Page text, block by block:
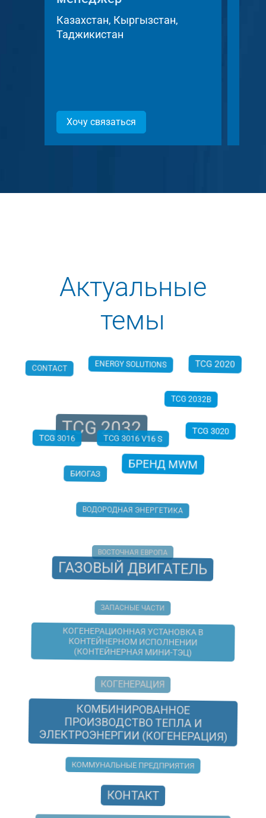
Казахстан, Кыргызстан,
Таджикистан
Хочу связаться
Актуальные
темы
CONTACT ENERGY SOLUTIONS
TCG 2020
TCG 2032
TCG 2032B
TCG 3016
TCG 3016 V16 S
TCG 3020
БИОГАЗ БРЕНД MWM
ВОДОРОДНАЯ ЭНЕРГЕТИКА
ВОСТОЧНАЯ ЕВРОПА
ГАЗОВЫЙ ДВИГАТЕЛЬ
ЗАПАСНЫЕ ЧАСТИ
КОГЕНЕРАЦИОННАЯ УСТАНОВКА В
КОНТЕЙНЕРНОМ ИСПОЛНЕНИИ
(КОНТЕЙНЕРНАЯ МИНИ-ТЭЦ)
КОГЕНЕРАЦИЯ
КОМБИНИРОВАННОЕ
ПРОИЗВОДСТВО ТЕПЛА И
ЭЛЕКТРОЭНЕРГИИ (КОГЕНЕРАЦИЯ)
КОММУНАЛЬНЫЕ ПРЕДПРИЯТИЯ
КОНТАКТ